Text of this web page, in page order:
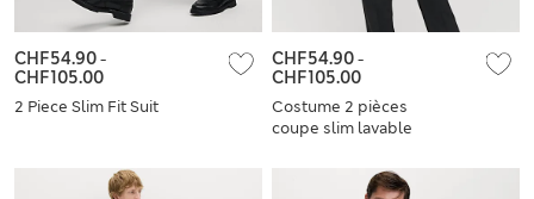
2 Piece Slim Fit Suit
CHF54.90-
CHF105.00
Costume 2 pièces
coupe slim lavable
CHF54.90-
CHF105.00